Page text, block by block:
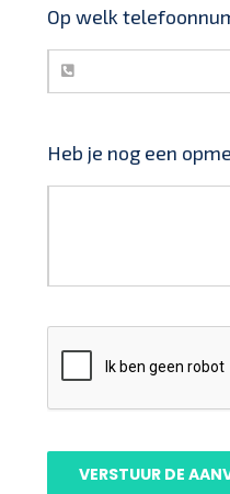
Op welk
Heb je nog een
VERSTUUR DE